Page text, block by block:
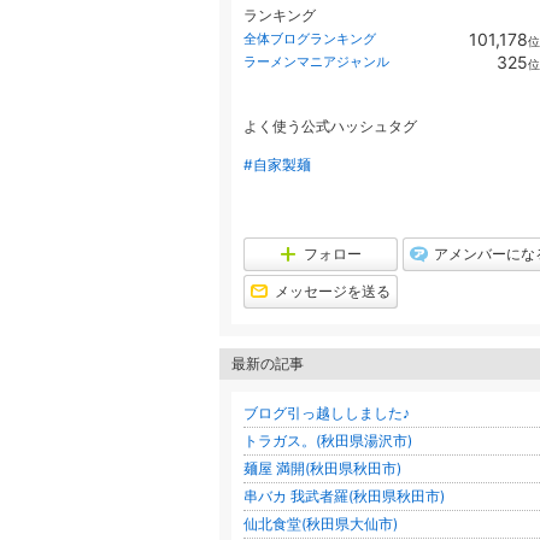
ランキング
全体ブログランキング 101,178位
ラーメンマニアジャンル 325位
よく使う公式ハッシュタグ
#自家製麺
フォロー アメンバーにな
メッセージを送る
最新の記事
ブログ引っ越ししました♪
トラガス。(秋田県湯沢市)
麺屋 満開(秋田県秋田市)
串バカ 我武者羅(秋田県秋田市)
仙北食堂(秋田県大仙市)